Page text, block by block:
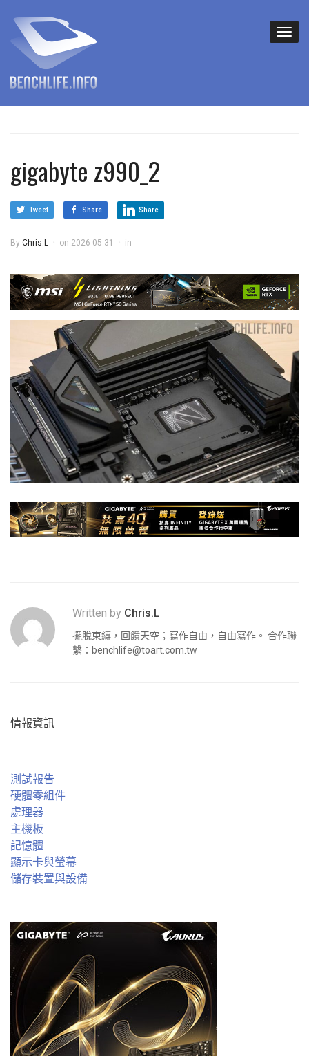
gigabyte z990_2
Tweet Share Share
By Chris.L on 2026-05-31 in
Written by Chris.L
擺脫束縛，回饋天空；寫作自由，自由寫作。 合作聯
繫： benchlife@toart.com.tw
情報資訊
測試報告
硬體零組件
處理器
主機板
記憶體
顯示卡與螢幕
儲存裝置與設備